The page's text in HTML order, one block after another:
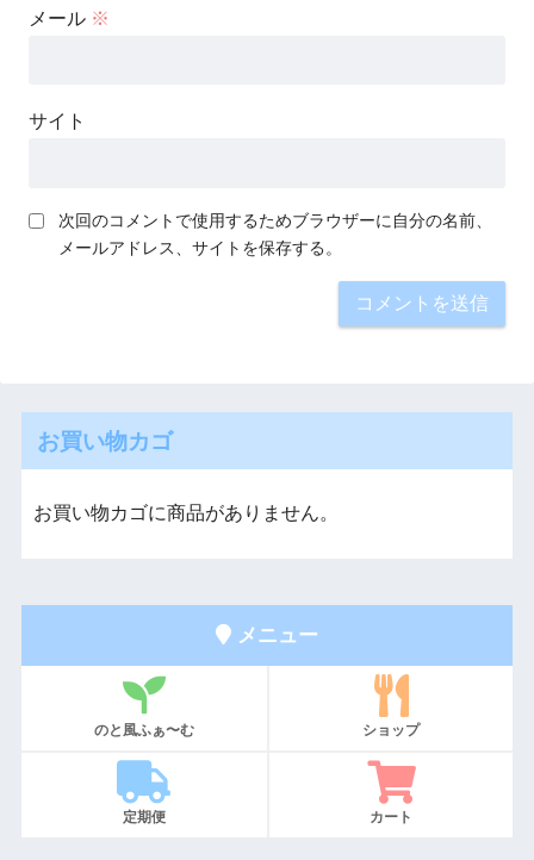
メール ※
サイト
次回のコメントで使用するためブラウザーに自分の名前、
メールアドレス、サイトを保存する。
お買い物カゴ
お買い物カゴに商品がありません。
メニュー
のと風ふぁ〜む ショップ
定期便 カート